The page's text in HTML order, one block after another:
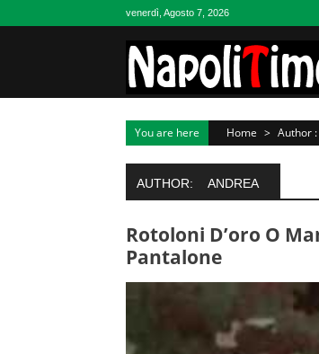
venerdì, Agosto 7, 2026
You are here Home > Author
AUTHOR: ANDREA
Rotoloni D’oro O
Pantalone